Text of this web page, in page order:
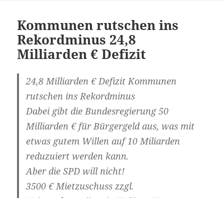
Kommunen rutschen ins
Rekordminus 24,8
Milliarden € Defizit
24,8 Milliarden € Defizit Kommunen
rutschen ins Rekordminus
Dabei gibt die Bundesregierung 50
Milliarden € für Bürgergeld aus, was mit
etwas gutem Willen auf 10 Miliarden
reduzuiert werden kann.
Aber die SPD will nicht!
3500 € Mietzuschuss zzgl.